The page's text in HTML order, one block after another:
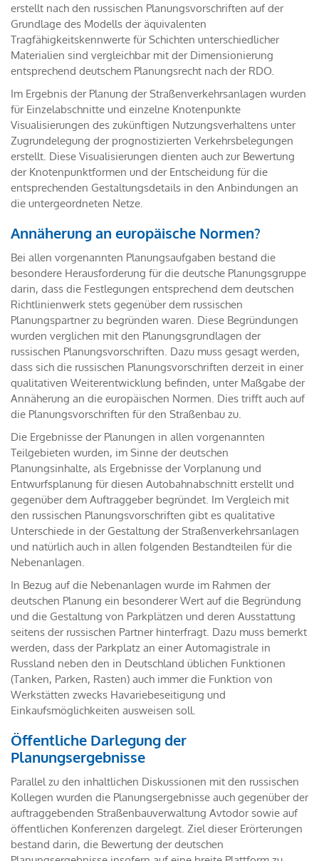
erstellt nach den russischen Planungsvorschriften auf der
Grundlage des Modells der äquivalenten
Tragfähigkeitskennwerte für Schichten unterschiedlicher
Materialien sind vergleichbar mit der Dimensionierung
entsprechend deutschem Planungsrecht nach der RDO.
Im Ergebnis der Planung der Straßenverkehrsanlagen wurden
für Einzelabschnitte und einzelne Knotenpunkte
Visualisierungen des zukünftigen Nutzungsverhaltens unter
Zugrundelegung der prognostizierten Verkehrsbelegungen
erstellt. Diese Visualisierungen dienten auch zur Bewertung
der Knotenpunktformen und der Entscheidung für die
entsprechenden Gestaltungsdetails in den Anbindungen an
die untergeordneten Netze.
Annäherung an europäische Normen?
Bei allen vorgenannten Planungsaufgaben bestand die
besondere Herausforderung für die deutsche Planungsgruppe
darin, dass die Festlegungen entsprechend dem deutschen
Richtlinienwerk stets gegenüber dem russischen
Planungspartner zu begründen waren. Diese Begründungen
wurden verglichen mit den Planungsgrundlagen der
russischen Planungsvorschriften. Dazu muss gesagt werden,
dass sich die russischen Planungsvorschriften derzeit in einer
qualitativen Weiterentwicklung befinden, unter Maßgabe der
Annäherung an die europäischen Normen. Dies trifft auch auf
die Planungsvorschriften für den Straßenbau zu.
Die Ergebnisse der Planungen in allen vorgenannten
Teilgebieten wurden, im Sinne der deutschen
Planungsinhalte, als Ergebnisse der Vorplanung und
Entwurfsplanung für diesen Autobahnabschnitt erstellt und
gegenüber dem Auftraggeber begründet. Im Vergleich mit
den russischen Planungsvorschriften gibt es qualitative
Unterschiede in der Gestaltung der Straßenverkehrsanlagen
und natürlich auch in allen folgenden Bestandteilen für die
Nebenanlagen.
In Bezug auf die Nebenanlagen wurde im Rahmen der
deutschen Planung ein besonderer Wert auf die Begründung
und die Gestaltung von Parkplätzen und deren Ausstattung
seitens der russischen Partner hinterfragt. Dazu muss bemerkt
werden, dass der Parkplatz an einer Automagistrale in
Russland neben den in Deutschland üblichen Funktionen
(Tanken, Parken, Rasten) auch immer die Funktion von
Werkstätten zwecks Havariebeseitigung und
Einkaufsmöglichkeiten ausweisen soll.
Öffentliche Darlegung der
Planungsergebnisse
Parallel zu den inhaltlichen Diskussionen mit den russischen
Kollegen wurden die Planungsergebnisse auch gegenüber der
auftraggebenden Straßenbauverwaltung Avtodor sowie auf
öffentlichen Konferenzen dargelegt. Ziel dieser Erörterungen
bestand darin, die Bewertung der deutschen